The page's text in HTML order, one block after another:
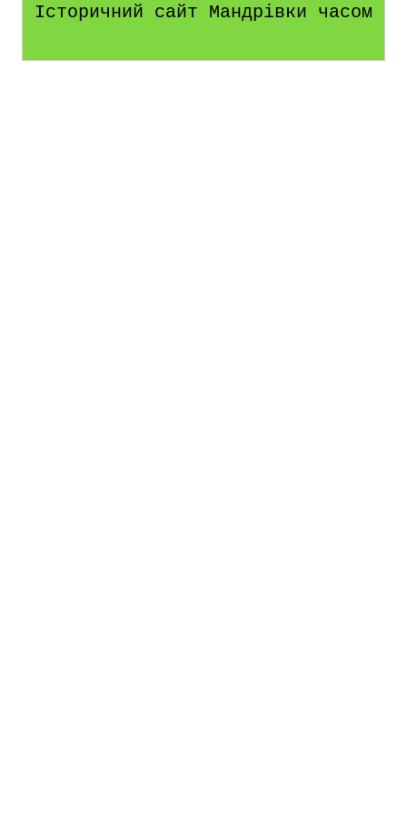
Історичний сайт Мандрівки часом